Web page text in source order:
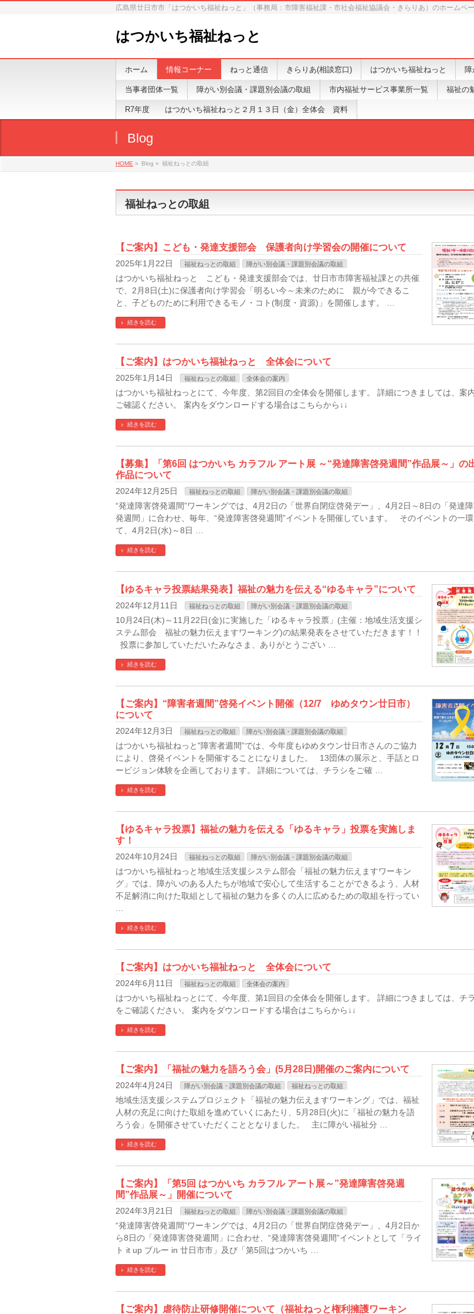
広島県廿日市市「はつかいち福祉ねっと」（事務局：市障害福祉課・市社会福祉協議会・きらりあ）のホームペー
はつかいち福祉ねっと
ホーム 情報コーナー ねっと通信 きらりあ(相談窓口) はつかいち福祉ねっと
当事者団体一覧 障がい別会議・課題別会議の取組 市内福祉サービス事業所一覧 福祉の
R7年度 はつかいち福祉ねっと２月１３日（金）全体会 資料
Blog
HOME » Blog » 福祉ねっとの取組
福祉ねっとの取組
【ご案内】こども・発達支援部会 保護者向け学習会の開催について
2025年1月22日 福祉ねっとの取組 障がい別会議・課題別会議の取組
はつかいち福祉ねっと こども・発達支援部会では、廿日市市障害福祉課との共催
で、2月8日(土)に保護者向け学習会「明るい今～未来のために 親が今できるこ
と、子どものために利用できるモノ・コト(制度・資源)」を開催します。 …
続きを読む
【ご案内】はつかいち福祉ねっと 全体会について
2025年1月14日 福祉ねっとの取組 全体会の案内
はつかいち福祉ねっとにて、今年度、第2回目の全体会を開催します。 詳細につきましては、案
ご確認ください。 案内をダウンロードする場合はこちらから↓↓
続きを読む
【募集】「第6回 はつかいち カラフル アート展 ～“発達障害啓発週間”作品展～」の
作品について
2024年12月25日 福祉ねっとの取組 障がい別会議・課題別会議の取組
“発達障害啓発週間”ワーキングでは、4月2日の「世界自閉症啓発デー」、4月2日～8日の「発達
発週間」に合わせ、毎年、“発達障害啓発週間”イベントを開催しています。 そのイベントの一環
て、4月2日(水)～8日 …
続きを読む
【ゆるキャラ投票結果発表】福祉の魅力を伝える“ゆるキャラ”について
2024年12月11日 福祉ねっとの取組 障がい別会議・課題別会議の取組
10月24日(木)～11月22日(金)に実施した「ゆるキャラ投票」(主催：地域生活支援シ
ステム部会 福祉の魅力伝えますワーキング)の結果発表をさせていただきます！！
投票に参加していただいたみなさま、ありがとうござい …
続きを読む
【ご案内】“障害者週間”啓発イベント開催（12/7 ゆめタウン廿日市）
について
2024年12月3日 福祉ねっとの取組 障がい別会議・課題別会議の取組
はつかいち福祉ねっと‟障害者週間”では、今年度もゆめタウン廿日市さんのご協力
により、啓発イベントを開催することになりました。 13団体の展示と、手話とロ
ービジョン体験を企画しております。 詳細については、チラシをご確 …
続きを読む
【ゆるキャラ投票】福祉の魅力を伝える「ゆるキャラ」投票を実施しま
す！
2024年10月24日 福祉ねっとの取組 障がい別会議・課題別会議の取組
はつかいち福祉ねっと地域生活支援システム部会「福祉の魅力伝えますワーキン
グ」では、障がいのある人たちが地域で安心して生活することができるよう、人材
不足解消に向けた取組として福祉の魅力を多くの人に広めるための取組を行ってい
続きを読む
【ご案内】はつかいち福祉ねっと 全体会について
2024年6月11日 福祉ねっとの取組 全体会の案内
はつかいち福祉ねっとにて、今年度、第1回目の全体会を開催します。 詳細につきましては、チ
をご確認ください。 案内をダウンロードする場合はこちらから↓↓
続きを読む
【ご案内】「福祉の魅力を語ろう会」(5月28日)開催のご案内について
2024年4月24日 障がい別会議・課題別会議の取組 福祉ねっとの取組
地域生活支援システムプロジェクト「福祉の魅力伝えますワーキング」では、福祉
人材の充足に向けた取組を進めていくにあたり、5月28日(火)に「福祉の魅力を語
ろう会」を開催させていただくこととなりました。 主に障がい福祉分 …
続きを読む
【ご案内】「第5回 はつかいち カラフル アート展～”発達障害啓発週
間”作品展～」開催について
2024年3月21日 福祉ねっとの取組 障がい別会議・課題別会議の取組
“発達障害啓発週間”ワーキングでは、4月2日の「世界自閉症啓発デー」、4月2日か
ら8日の「発達障害啓発週間」に合わせ、“発達障害啓発週間”イベントとして「ライ
ト it up ブルー in 廿日市市」及び「第5回はつかいち …
続きを読む
【ご案内】虐待防止研修開催について（福祉ねっと権利擁護ワーキン